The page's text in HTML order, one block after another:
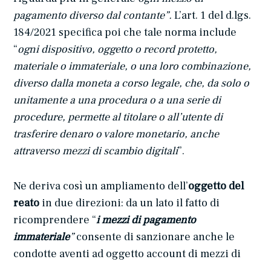
pagamento diverso dal contante”.L’art. 1 del d.lgs.
184/2021 specifica poi che tale norma include
“ogni dispositivo, oggetto o record protetto,
materiale o immateriale, o una loro combinazione,
diverso dalla moneta a corso legale, che, da solo o
unitamente a una procedura o a una serie di
procedure, permette al titolare o all’utente di
trasferire denaro o valore monetario, anche
attraverso mezzi di scambio digitali”.
Ne deriva così un ampliamento dell’oggetto del
reato in due direzioni: da un lato il fatto di
ricomprendere “i mezzi di pagamento
immateriale”consente di sanzionare anche le
condotte aventi ad oggetto account di mezzi di